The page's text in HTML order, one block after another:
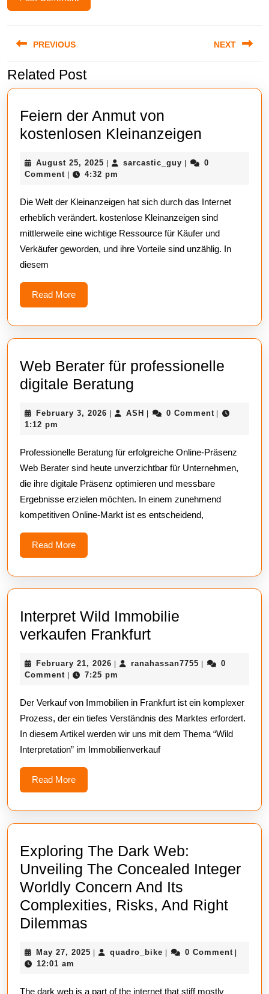
navigation
PREVIOUS
Previous
post:
NEXT
post:
Related Post
Feiern der Anmut von
kostenlosen Kleinanzeigen
Anmut
August 25, 2025 August
25,
sarcastic_guy sarcastic_guy
0
Comment
4:32 pm
Die Welt der Kleinanzeigen hat sich durch das Internet
erheblich verändert. kostenlose Kleinanzeigen sind
mittlerweile eine wichtige Ressource für Käufer und
Verkäufer geworden, und ihre Vorteile sind unzählig. In
diesem
Read MoreRead
More
Web Berater für professionelle
digitale Beratung
für
digitale
Beratung
February 3, 2026 February
ASH ASH 0 Comment
1:12 pm
Professionelle Beratung für erfolgreiche Online-Präsenz
Web Berater sind heute unverzichtbar für Unternehmen,
die ihre digitale Präsenz optimieren und messbare
Ergebnisse erzielen möchten. In einem zunehmend
kompetitiven Online-Markt ist es entscheidend,
Read MoreRead
More
Interpret Wild Immobilie
verkaufen FrankfurtInterpret
Immobilie
Frankfurt
February 21, 2026 February
21,
ranahassan7755 ranahassan7755
0
Comment
7:25 pm
Der Verkauf von Immobilien in Frankfurt ist ein komplexer
Prozess, der ein tiefes Verständnis des Marktes erfordert.
In diesem Artikel werden wir uns mit dem Thema “Wild
Interpretation” im Immobilienverkauf
Read MoreRead
More
Exploring The Dark Web:
Unveiling The Concealed Integer
Worldly Concern And Its
Complexities, Risks, And Right
Dilemmas
Dark
May 27, 2025 May
quadro_bike quadro_bike
0 Comment
12:01 am
The dark web is a part of the internet that stiff mostly